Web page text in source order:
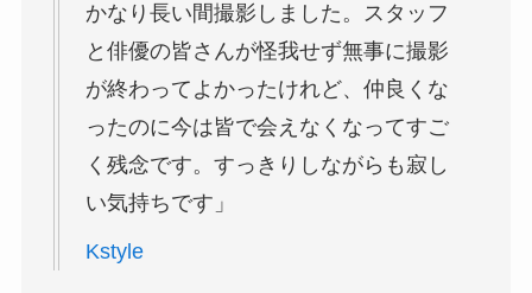
かなり長い間撮影しました。スタッフ
と俳優の皆さんが怪我せず無事に撮影
が終わってよかったけれど、仲良くな
ったのに今は皆で会えなくなってすご
く残念です。すっきりしながらも寂し
い気持ちです」
Kstyle